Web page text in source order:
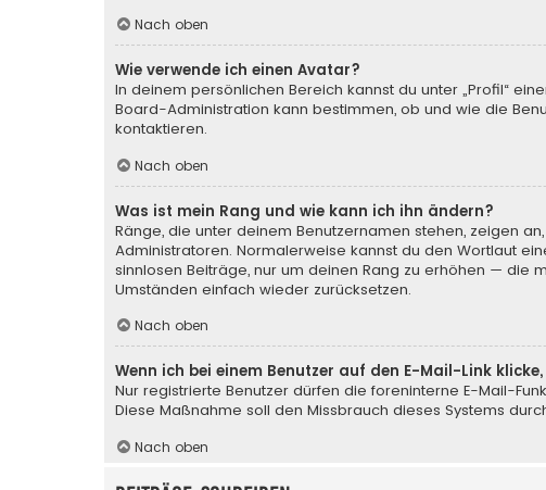
Nach oben
Wie verwende ich einen Avatar?
In deinem persönlichen Bereich kannst du unter „Profil“
Board-Administration kann bestimmen, ob und wie die
kontaktieren.
Nach oben
Was ist mein Rang und wie kann ich ihn ändern?
Ränge, die unter deinem Benutzernamen stehen, zeigen
Administratoren. Normalerweise kannst du den Wortlaut
sinnlosen Beiträge, nur um deinen Rang zu erhöhen — die
Umständen einfach wieder zurücksetzen.
Nach oben
Wenn ich bei einem Benutzer auf den E-Mail-Link
Nur registrierte Benutzer dürfen die foreninterne E-Mail-
Diese Maßnahme soll den Missbrauch dieses Systems
Nach oben